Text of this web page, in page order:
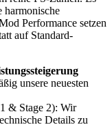
harmonische
Performance setzen
auf Standard-
unsere neuesten
& Stage 2): Wir
Details zu